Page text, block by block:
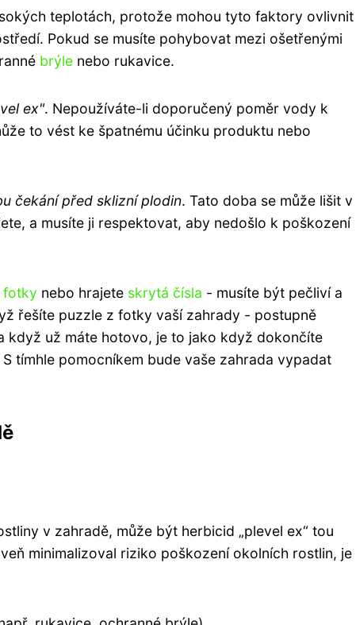
teplotách, protože mohou tyto faktory ovlivnit
Pokud se musíte pohybovat mezi ošetřenými
brýle nebo rukavice.
ex". Nepoužíváte-li doporučený poměr vody k
to vést ke špatnému účinku produktu nebo
čekání před sklizní plodin. Tato doba se může lišit v
a musíte ji respektovat, aby nedošlo k poškození
fotky nebo hrajete skrytá čísla - musíte být pečliví a
řešíte puzzle z fotky vaší zahrady - postupně
když už máte hotovo, je to jako když dokončíte
tímhle pomocníkem bude vaše zahrada vypadat
v zahradě, může být herbicid „plevel ex“ tou
minimalizoval riziko poškození okolních rostlin, je